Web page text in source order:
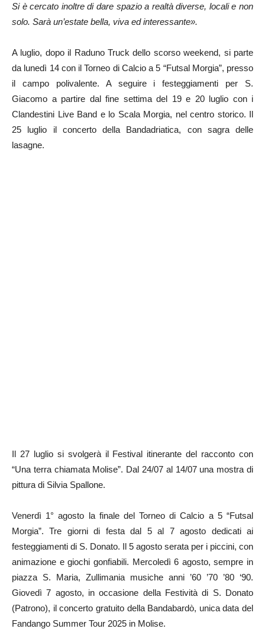
Si è cercato inoltre di dare spazio a realtà diverse, locali e non
solo. Sarà un’estate bella, viva ed interessante».
A luglio, dopo il Raduno Truck dello scorso weekend, si parte
da lunedì 14 con il Torneo di Calcio a 5 “Futsal Morgia”, presso
il campo polivalente. A seguire i festeggiamenti per S.
Giacomo a partire dal fine settima del 19 e 20 luglio con i
Clandestini Live Band e lo Scala Morgia, nel centro storico. Il
25 luglio il concerto della Bandadriatica, con sagra delle
lasagne.
Il 27 luglio si svolgerà il Festival itinerante del racconto con
“Una terra chiamata Molise”. Dal 24/07 al 14/07 una mostra di
pittura di Silvia Spallone.
Venerdì 1° agosto la finale del Torneo di Calcio a 5 “Futsal
Morgia”. Tre giorni di festa dal 5 al 7 agosto dedicati ai
festeggiamenti di S. Donato. Il 5 agosto serata per i piccini, con
animazione e giochi gonfiabili. Mercoledì 6 agosto, sempre in
piazza S. Maria, Zullimania musiche anni ’60 ’70 ’80 ‘90.
Giovedì 7 agosto, in occasione della Festività di S. Donato
(Patrono), il concerto gratuito della Bandabardò, unica data del
Fandango Summer Tour 2025 in Molise.